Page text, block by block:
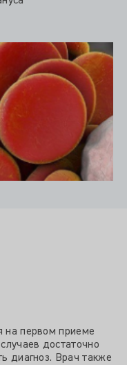
на первом приеме
достаточно
диагноз. Врач также